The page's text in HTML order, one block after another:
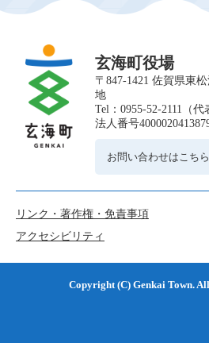
玄海町役場
〒847-1421 佐賀県東
地
Tel：0955-52-2111（
法人番号
お問い合わせはこちら
リンク・著作権・免責事項
アクセシビリティ
Copyright (C) Genkai Town.